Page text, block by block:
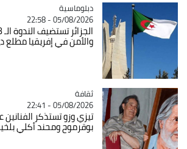
Catégorie
دبلوماسية
05/08/2026 - 22:58
والأمن في إفريقيا مطلع
Catégorie
ثقافة
05/08/2026 - 22:41
تيزي وزو تستذكر الفنانين
بوقرموح ومحند أكلي بلخير